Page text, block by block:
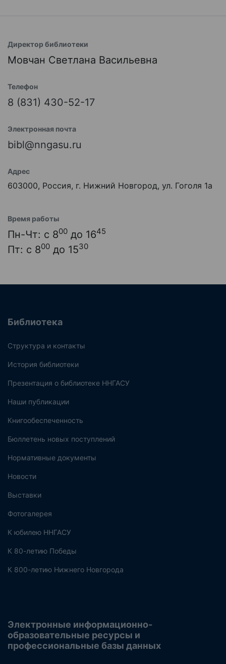
Директор библиотеки
Мовчан Светлана Васильевна
Телефон
8 (831) 430-52-17
Электронная почта
bibl@nngasu.ru
Адрес
603000, Россия, г. Нижний Новгород, ул. Гоголя 1а
Время работы
Пн-Чт: с 800 до 1645
Пт: с 800 до 1530
Библиотека
Структура и контакты
История библиотеки
Презентация о библиотеке ННГАСУ
Наши публикации
Книгообеспеченность
Бюллетень новых поступлений
Нормативные документы
Новости
Выставки
Фотогалерея
К юбилею ННГАСУ
К 80-летию Победы
К 800-летию Нижнего Новгорода
Электронные информационно-
образовательные ресурсы и
профессиональные базы данных